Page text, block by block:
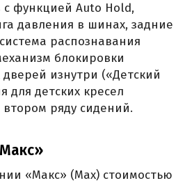
функцией Auto Hold,
давления в шинах, задние
распознавания
блокировки
изнутри («Детский
для детских кресел
втором ряду сидений.
«Макс» (Max) стоимостью